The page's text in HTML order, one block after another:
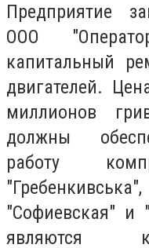
Предприятие
ООО
капитальный
двигателей.
миллионов
должны
работу
"Софиевская" и
являются